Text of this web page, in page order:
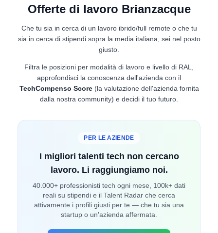
Offerte di lavoro Brianzacque
Che tu sia in cerca di un lavoro ibrido/full remote o che tu
sia in cerca di stipendi sopra la media italiana, sei nel posto
giusto.
Filtra le posizioni per modalità di lavoro e livello di RAL,
approfondisci la conoscenza dell'azienda con il
TechCompenso Score(la valutazione dell'azienda fornita
dalla nostra community) e decidi il tuo futuro.
PER LE AZIENDE
I migliori talenti tech non cercano
lavoro. Li raggiungiamo noi.
40.000+ professionisti tech ogni mese, 100k+ dati
reali su stipendi e il Talent Radar che cerca
attivamente i profili giusti per te — che tu sia una
startup o un'azienda affermata.